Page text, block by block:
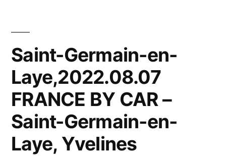
Saint-Germain-en-
Laye,2022.08.07
FRANCE BY CAR –
Saint-Germain-en-
Laye, Yvelines